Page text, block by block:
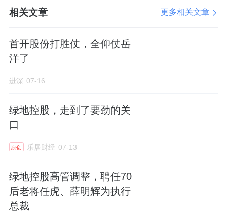
赢得多地市场的广泛认可和委托方的信赖。
屿的“立体生态住宅解题”，再到本案的“当代宋
风雅境”，旭辉建管始终以定制化思维破解“高
端居住需求与土地禀赋平衡”的方程式，让建筑
出来的理想住区”。
目
相关文章 更多相关文章
首开股份打胜仗，全仰仗岳
洋了
进深 07-16
绿地控股，走到了要劲的关
口
原创 乐居财经 07-13
绿地控股高管调整，聘任70
后老将任虎、薛明辉为执行
总裁